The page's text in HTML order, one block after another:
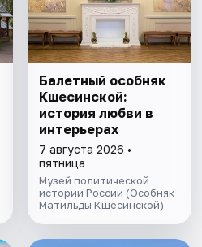
Балетный особняк
Кшесинской:
история любви в
интерьерах
7 августа 2026 •
пятница
Музей политической
истории России (Особняк
Матильды Кшесинской)